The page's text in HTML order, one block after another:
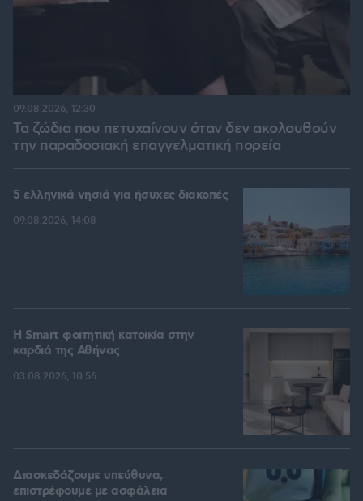
Τα ζώδια που πετυχαίνουν όταν δεν ακολουθούν
την παραδοσιακή επαγγελματική πορεία
09.08.2026, 12:30
5 ελληνικά νησιά για ήσυχες διακοπές
09.08.2026, 14:08
Η Smart φοιτητική κατοικία στην
καρδιά της Αθήνας
03.08.2026, 10:56
Διασκεδάζουμε υπεύθυνα,
επιστρέφουμε με ασφάλεια